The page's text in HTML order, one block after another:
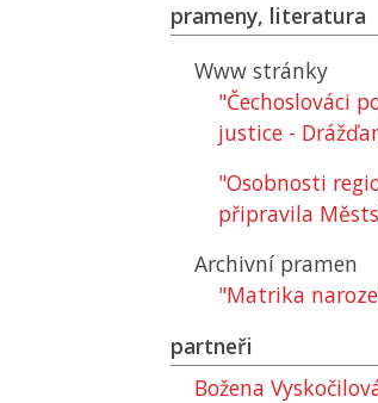
prameny, literatura
Www stránky
"Čechoslováci
justice -
"Osobnosti
připravila
Archivní pramen
"Matrika
partneři
Božena